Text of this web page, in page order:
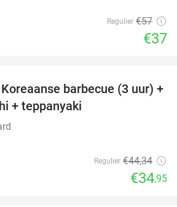
Regulier €57
€37
21%
barbecue (3 uur) +
+ teppanyaki
Regulier €44,34
€34,95